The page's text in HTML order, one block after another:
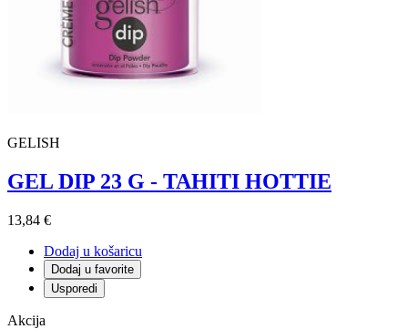
GELISH
GEL DIP 23 G - TAHITI HOTTIE
13,84 €
Dodaj u košaricu
Dodaj u favorite
Usporedi
Akcija